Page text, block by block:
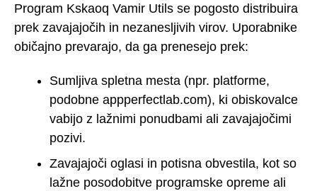
Program Kskaoq Vamir Utils se pogosto distribuira
prek zavajajočih in nezanesljivih virov. Uporabnike
običajno prevarajo, da ga prenesejo prek:
Sumljiva spletna mesta (npr. platforme,
podobne appperfectlab.com), ki obiskovalce
vabijo z lažnimi ponudbami ali zavajajočimi
pozivi.
Zavajajoči oglasi in potisna obvestila, kot so
lažne posodobitve programske opreme ali